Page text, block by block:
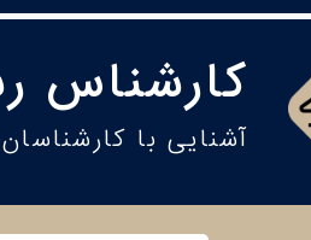
کارشناس
آشنایی با